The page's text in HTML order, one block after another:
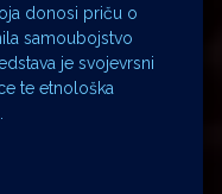
donosi priču o
samoubojstvo
je svojevrsni
te etnološka